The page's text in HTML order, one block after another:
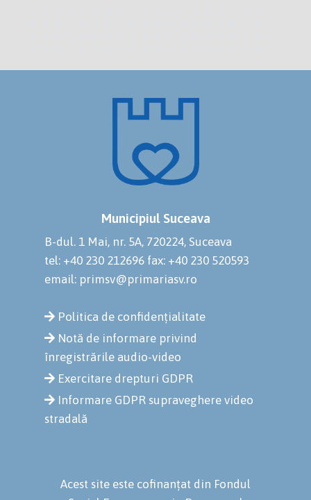
Municipiul Suceava
B-dul. 1 Mai, nr. 5A, 720224, Suceava
tel: +40 230 212696 fax: +40 230 520593
email: primsv@primariasv.ro
Politica de confidențialitate
Notă de informare privind
înregistrările audio-video
Exercitare drepturi GDPR
Informare GDPR supraveghere video
stradală
Acest site este cofinanțat din Fondul